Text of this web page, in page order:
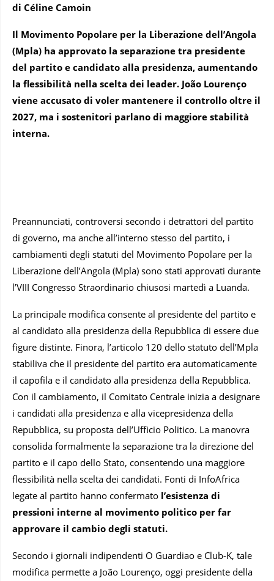
di Céline Camoin
Il Movimento Popolare per la Liberazione dell’Angola
(Mpla) ha approvato la separazione tra presidente
del partito e candidato alla presidenza, aumentando
la flessibilità nella scelta dei leader. João Lourenço
viene accusato di voler mantenere il controllo oltre il
2027, ma i sostenitori parlano di maggiore stabilità
interna.
Preannunciati, controversi secondo i detrattori del partito
di governo, ma anche all’interno stesso del partito, i
cambiamenti degli statuti del Movimento Popolare per la
Liberazione dell’Angola (Mpla) sono stati approvati durante
l’VIII Congresso Straordinario chiusosi martedì a Luanda.
La principale modifica consente al presidente del partito e
al candidato alla presidenza della Repubblica di essere due
figure distinte. Finora, l’articolo 120 dello statuto dell’Mpla
stabiliva che il presidente del partito era automaticamente
il capofila e il candidato alla presidenza della Repubblica.
Con il cambiamento, il Comitato Centrale inizia a designare
i candidati alla presidenza e alla vicepresidenza della
Repubblica, su proposta dell’Ufficio Politico. La manovra
consolida formalmente la separazione tra la direzione del
partito e il capo dello Stato, consentendo una maggiore
flessibilità nella scelta dei candidati. Fonti di InfoAfrica
legate al partito hanno confermato l’esistenza di
pressioni interne al movimento politico per far
approvare il cambio degli statuti.
Secondo i giornali indipendenti O Guardiao e Club-K, tale
modifica permette a João Lourenço, oggi presidente della